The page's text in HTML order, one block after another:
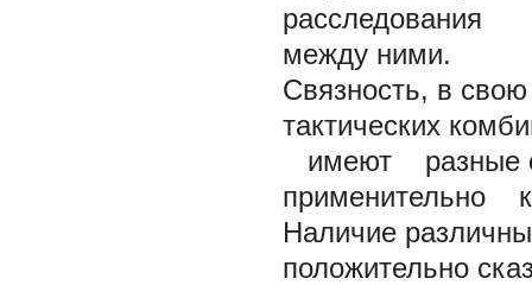
расследования
между ними.
Связность, в
тактических
имеют разные
применительно
Наличие
положительно